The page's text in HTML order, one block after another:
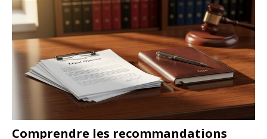
Comprendre les recommandations